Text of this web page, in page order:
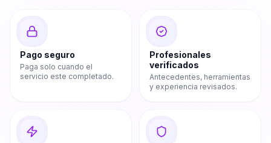
Pago seguro
Paga solo cuando el
servicio este completado.
Profesionales
verificados
Antecedentes, herramientas
y experiencia revisados.